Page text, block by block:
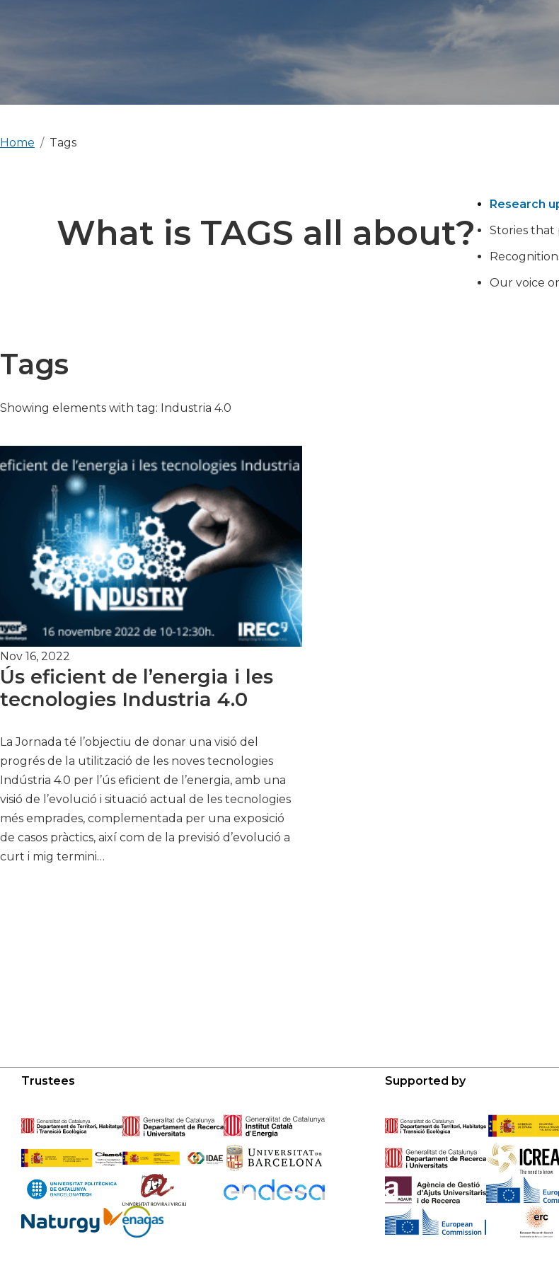
Home Tags
What is TAGS all about?
Research
Stories that
Our voice
Tags
Showing elements with tag: Industria 4.0
Nov 16, 2022
Ús eficient de l’energia i les
tecnologies Industria 4.0
La Jornada té l’objectiu de donar una visió del
progrés de la utilització de les noves tecnologies
Indústria 4.0 per l’ús eficient de l’energia, amb una
visió de l’evolució i situació actual de les tecnologies
més emprades, complementada per una exposició
de casos pràctics, així com de la previsió d’evolució a
curt i mig termini…
Trustees Supported by